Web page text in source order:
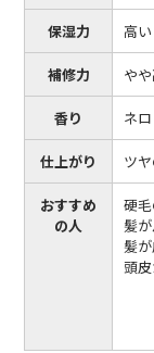
保湿力 高い
補修力 や
香り ネ
仕上がり ツ
おすすめ
の人
硬
髪
髪
頭